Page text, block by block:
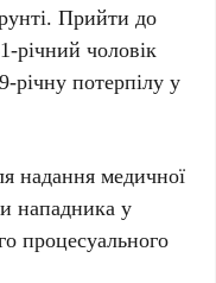
Прийти до
річний чоловік
річну потерпілу у
надання медичної
нападника у
процесуального